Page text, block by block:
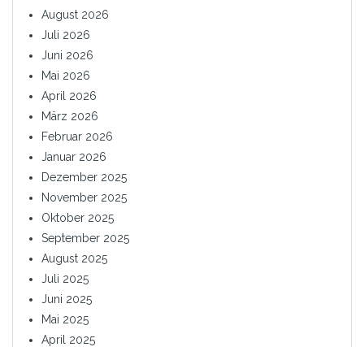
August 2026
Juli 2026
Juni 2026
Mai 2026
April 2026
März 2026
Februar 2026
Januar 2026
Dezember 2025
November 2025
Oktober 2025
September 2025
August 2025
Juli 2025
Juni 2025
Mai 2025
April 2025